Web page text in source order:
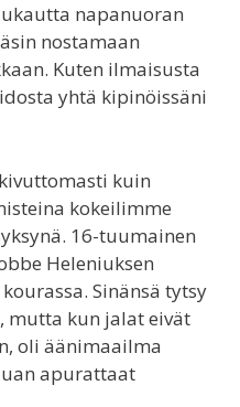
napanuoran
nostamaan
Kuten ilmaisusta
yhtä kipinöissäni
kuin
kokeilimme
16-tuumainen
Heleniuksen
Sinänsä tytsy
mutta kun jalat eivät
oli äänimaailma
apurattaat